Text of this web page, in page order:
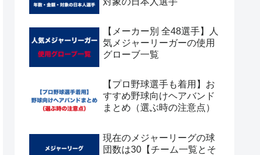
【メーカー別 全48選手】人
気メジャーリーガーの使用
グローブ一覧
【プロ野球選手も着用】お
すすめ野球向けヘアバンド
まとめ（選ぶ時の注意点）
現在のメジャーリーグの球
団数は30【チーム一覧とそ